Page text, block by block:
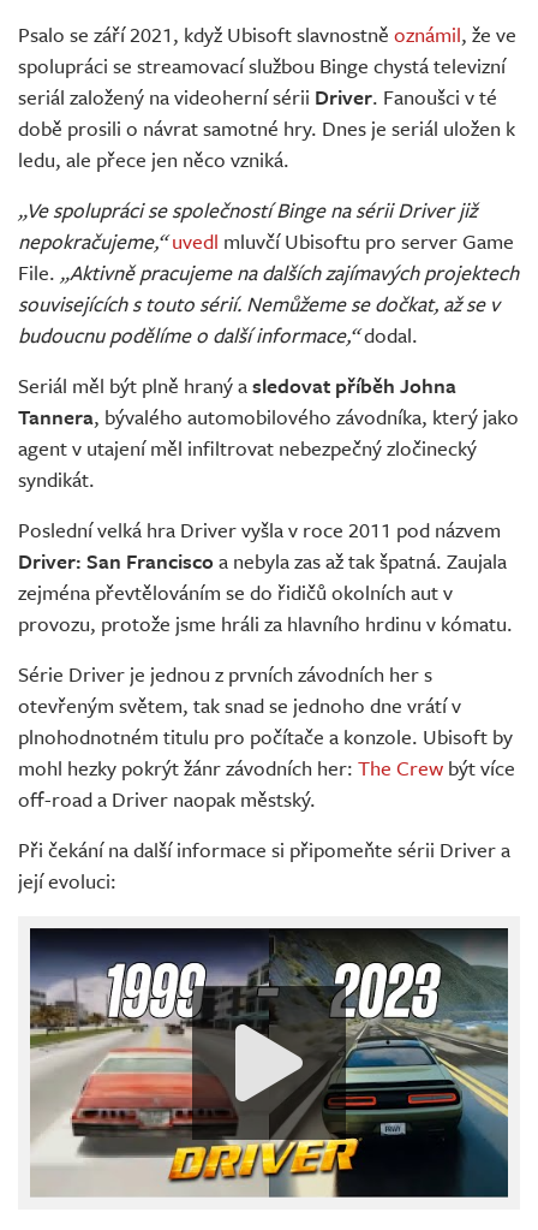
Živě
Psalo se září 2021, když Ubisoft slavnostně oznámil, že ve
spolupráci se streamovací službou Binge chystá televizní
seriál založený na videoherní sérii Driver. Fanoušci v té
době prosili o návrat samotné hry. Dnes je seriál uložen k
ledu, ale přece jen něco vzniká.
„Ve spolupráci se společností Binge na sérii Driver již
nepokračujeme,“ uvedl mluvčí Ubisoftu pro server Game
File. „Aktivně pracujeme na dalších zajímavých projektech
souvisejících s touto sérií. Nemůžeme se dočkat, až se v
budoucnu podělíme o další informace,“dodal.
Seriál měl být plně hraný asledovat příběh Johna
Tannera, bývalého automobilového závodníka, který jako
agent v utajení měl infiltrovat nebezpečný zločinecký
syndikát.
Poslední velká hra Driver vyšla v roce 2011 pod názvem
Driver: San Francisco a nebyla zas až tak špatná. Zaujala
zejména převtělováním se do řidičů okolních aut v
provozu, protože jsme hráli za hlavního hrdinu v kómatu.
Série Driver je jednou z prvních závodních her s
otevřeným světem, tak snad se jednoho dne vrátí v
plnohodnotném titulu pro počítače a konzole. Ubisoft by
mohl hezky pokrýt žánr závodních her: The Crew být více
off-road a Driver naopak městský.
Při čekání na další informace si připomeňte sérii Driver a
její evoluci: